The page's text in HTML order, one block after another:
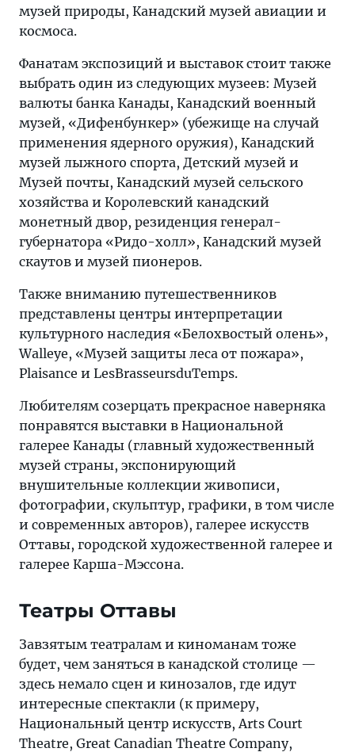
музей природы, Канадский музей авиации и
космоса.
Фанатам экспозиций и выставок стоит также
выбрать один из следующих музеев: Музей
валюты банка Канады, Канадский военный
музей, «Дифенбункер» (убежище на случай
применения ядерного оружия), Канадский
музей лыжного спорта, Детский музей и
Музей почты, Канадский музей сельского
хозяйства и Королевский канадский
монетный двор, резиденция генерал-
губернатора «Ридо-холл», Канадский музей
скаутов и музей пионеров.
Также вниманию путешественников
представлены центры интерпретации
культурного наследия «Белохвостый олень»,
Walleye, «Музей защиты леса от пожара»,
Plaisance и LesBrasseursduTemps.
Любителям созерцать прекрасное наверняка
понравятся выставки в Национальной
галерее Канады (главный художественный
музей страны, экспонирующий
внушительные коллекции живописи,
фотографии, скульптур, графики, в том числе
и современных авторов), галерее искусств
Оттавы, городской художественной галерее и
галерее Карша-Мэссона.
Театры Оттавы
Завзятым театралам и киноманам тоже
будет, чем заняться в канадской столице —
здесь немало сцен и кинозалов, где идут
интересные спектакли (к примеру,
Национальный центр искусств, Arts Court
Theatre, Great Canadian Theatre Company,